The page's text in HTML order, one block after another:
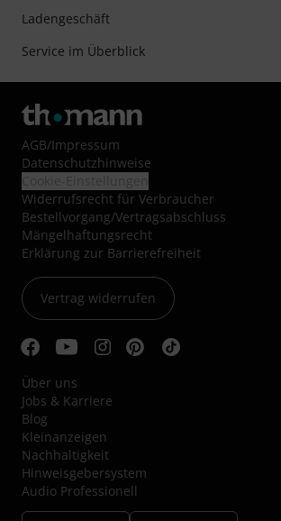
Ladengeschäft
Service im Überblick
AGB/Impressum
Datenschutzhinweise
Widerrufsrecht für Verbraucher
Bestellvorgang/Vertragsabschluss
Mängelhaftungsrecht
Erklärung zur Barrierefreiheit
Vertrag widerrufen
Über uns
Jobs & Karriere
Blog
Kleinanzeigen
Nachhaltigkeit
Hinweisgebersystem
Audio Professionell